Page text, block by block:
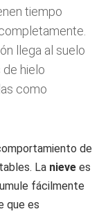
tiempo
llega al suelo
hielo
como
de
La nieve es
fácilmente
que es